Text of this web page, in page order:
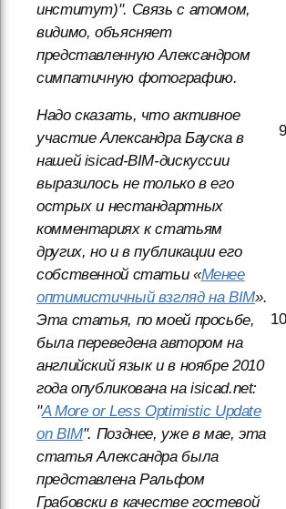
институт)". Связь с атомом,
видимо, объясняет
представленную Александром
симпатичную фотографию.
Надо сказать, что активное
участие Александра Бауска в
нашей isicad-BIM-дискуссии
выразилось не только в его
острых и нестандартных
комментариях к статьям
других, но и в публикации его
собственной статьи «Менее
оптимистичный взгляд на BIM».
Эта статья, по моей просьбе,
была переведена автором на
английский язык и в ноябре 2010
года опубликована на isicad.net:
"A More or Less Optimistic Update
on BIM". Позднее, уже в мае, эта
статья Александра была
представлена Ральфом
Грабовски в качестве гостевой